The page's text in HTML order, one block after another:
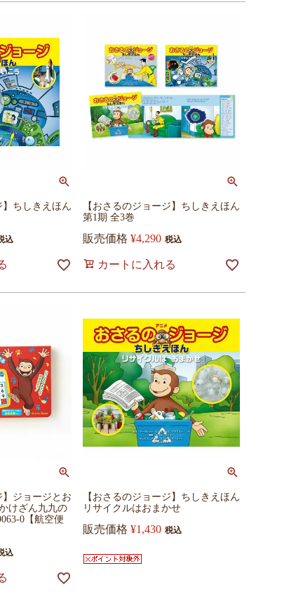
】ちしきえほん
込
【おさるのジョージ】ちしきえほん
第1期 全3巻
販売価格 ¥4,290 税込
カートに入れる
】ジョージとお
けざん九九の
0【航空便
込
【おさるのジョージ】ちしきえほん
リサイクルはおまかせ
販売価格 ¥1,430 税込